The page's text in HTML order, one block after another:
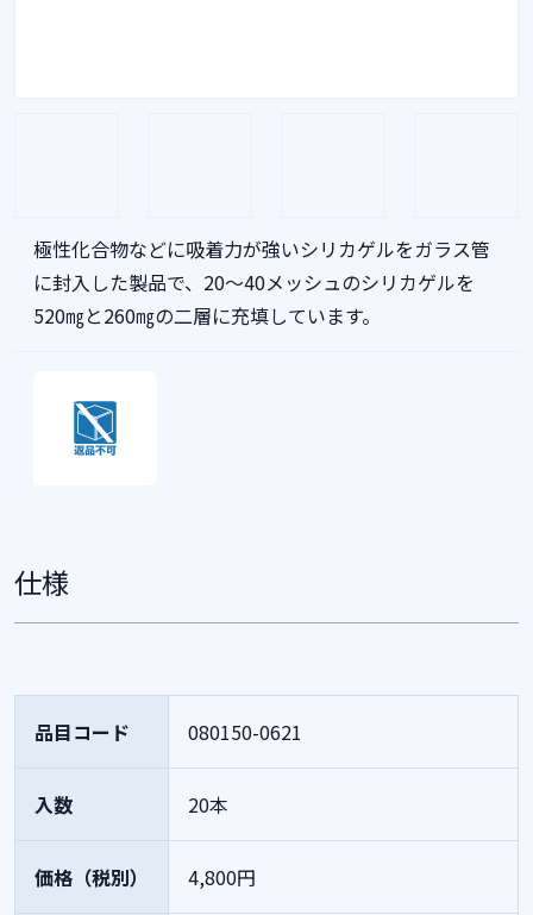
極性化合物などに吸着力が強いシリカゲルをガラス管
に封入した製品で、20～40メッシュのシリカゲルを
520㎎と260㎎の二層に充填しています。
仕様
品目コード 080150-0621
入数 20本
価格（税別） 4,800円